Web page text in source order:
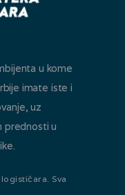
u kome
imate iste i
uz
prednosti u
Sva